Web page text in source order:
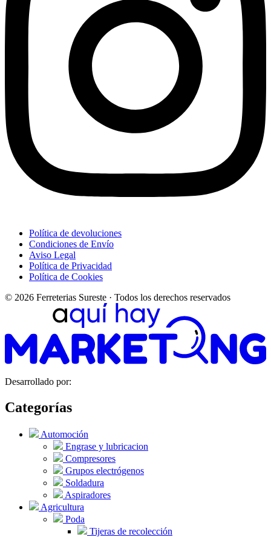
Política de devoluciones
Condiciones de Envío
Aviso Legal
Política de Privacidad
Política de Cookies
© 2026 Ferreterias Sureste · Todos los derechos reservados
Desarrollado por:
Categorías
Automoción
Engrase y lubricacion
Compresores
Grupos electrógenos
Soldadura
Aspiradores
Agricultura
Poda
Tijeras de recolección